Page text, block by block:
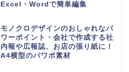
Excel・Wordで簡単編集
モノクロデザインのおしゃれなパ
ワーポイント・会社で作成する社
内報や広報誌、お店の張り紙に！
A4横型のパワポ素材